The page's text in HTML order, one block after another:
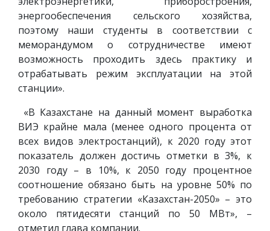
энергообеспечения сельского хозяйства,
поэтому наши студенты в соответствии с
меморандумом о сотрудничестве имеют
возможность проходить здесь практику и
отрабатывать режим эксплуатации на этой
станции».
«В Казахстане на данный момент выработка
ВИЭ крайне мала (менее одного процента от
всех видов электростанций), к 2020 году этот
показатель должен достичь отметки в 3%, к
2030 году – в 10%, к 2050 году процентное
соотношение обязано быть на уровне 50% по
требованию стратегии «Казахстан-2050» – это
около пятидесяти станций по 50 МВт», –
отметил глава компании.